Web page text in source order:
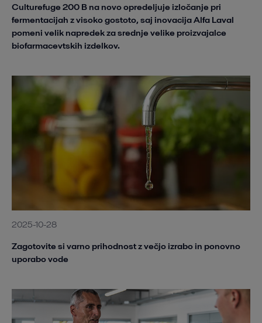
Culturefuge 200 B na novo opredeljuje izločanje pri
fermentacijah z visoko gostoto, saj inovacija Alfa Laval
pomeni velik napredek za srednje velike proizvajalce
biofarmacevtskih izdelkov.
2025-10-28
Zagotovite si varno prihodnost z večjo izrabo in ponovno
uporabo vode